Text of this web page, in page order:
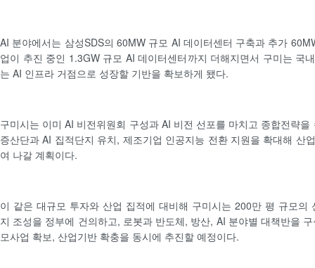
AI 분야에서는 삼성SDS의 60MW 규모 AI 데이터센터 구축과 추가
업이 추진 중인 1.3GW 규모 AI 데이터센터까지 더해지면서 구미는 국
는 AI 인프라 거점으로 성장할 기반을 확보하게 됐다.
구미시는 이미 AI 비전위원회 구성과 AI 비전 선포를 마치고 종합전략
증산단과 AI 집적단지 유치, 제조기업 인공지능 전환 지원을 확대해 산
여 나갈 계획이다.
이 같은 대규모 투자와 산업 집적에 대비해 구미시는 200만 평 규모의
지 조성을 정부에 건의하고, 로봇과 반도체, 방산, AI 분야별 대책반을
모사업 확보, 산업기반 확충을 동시에 추진할 예정이다.